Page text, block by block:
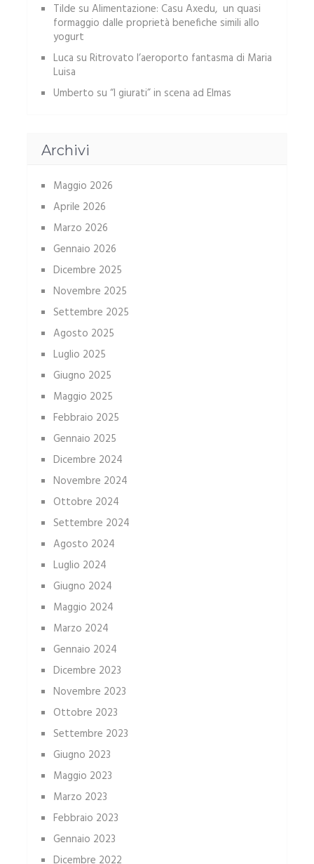
Tilde su Alimentazione: Casu Axedu, un quasi
formaggio dalle proprietà benefiche simili allo
yogurt
Luca su Ritrovato l’aeroporto fantasma di Maria
Luisa
Umberto su “I giurati” in scena ad Elmas
Archivi
Maggio 2026
Aprile 2026
Marzo 2026
Gennaio 2026
Dicembre 2025
Novembre 2025
Settembre 2025
Agosto 2025
Luglio 2025
Giugno 2025
Maggio 2025
Febbraio 2025
Gennaio 2025
Dicembre 2024
Novembre 2024
Ottobre 2024
Settembre 2024
Agosto 2024
Luglio 2024
Giugno 2024
Maggio 2024
Marzo 2024
Gennaio 2024
Dicembre 2023
Novembre 2023
Ottobre 2023
Settembre 2023
Giugno 2023
Maggio 2023
Marzo 2023
Febbraio 2023
Gennaio 2023